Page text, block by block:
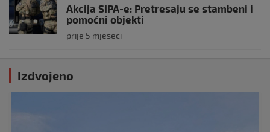
Akcija SIPA-e: Pretresaju se stambeni i
pomoćni objekti
prije 5 mjeseci
Izdvojeno